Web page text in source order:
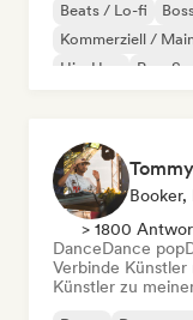
Beats / Lo-fi
Kommerziell /
Hip-Hop
Pop-
Booker,
> 1800
DanceDance pop
Verbinde
Künstler zu